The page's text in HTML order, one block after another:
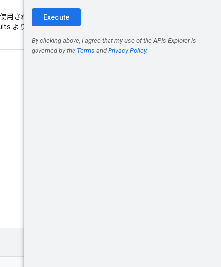
用されます。レスポンスごと
より少なくなる場合がありま